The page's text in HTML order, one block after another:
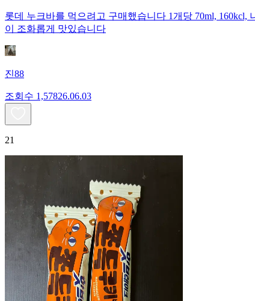
롯데 누크바를 먹으려고 구매했습니다 1개당 70ml, 160kcl,
이 조화롭게 맛있습니다
진88
조회수 1,57826.06.03
21